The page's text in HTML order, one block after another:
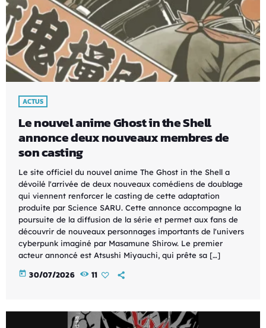
ACTUS
Le nouvel anime Ghost in the Shell
annonce deux nouveaux membres de
son casting
Le site officiel du nouvel anime The Ghost in the Shell a
dévoilé l'arrivée de deux nouveaux comédiens de doublage
qui viennent renforcer le casting de cette adaptation
produite par Science SARU. Cette annonce accompagne la
poursuite de la diffusion de la série et permet aux fans de
découvrir de nouveaux personnages importants de l'univers
cyberpunk imaginé par Masamune Shirow. Le premier
acteur annoncé est Atsushi Miyauchi, qui prête sa […]
today 30/07/2026 11